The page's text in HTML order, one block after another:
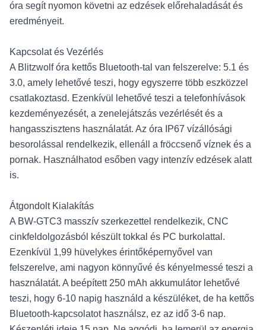
óra segít nyomon követni az edzések előrehaladását és
eredményeit.
Kapcsolat és Vezérlés
A Blitzwolf óra kettős Bluetooth-tal van felszerelve: 5.1 és
3.0, amely lehetővé teszi, hogy egyszerre több eszközzel
csatlakoztasd. Ezenkívül lehetővé teszi a telefonhívások
kezdeményezését, a zenelejátszás vezérlését és a
hangasszisztens használatát. Az óra IP67 vízállósági
besorolással rendelkezik, ellenáll a fröccsenő víznek és a
pornak. Használhatod esőben vagy intenzív edzések alatt
is.
Átgondolt Kialakítás
A BW-GTC3 masszív szerkezettel rendelkezik, CNC
cinkfeldolgozásból készült tokkal és PC burkolattal.
Ezenkívül 1,99 hüvelykes érintőképernyővel van
felszerelve, ami nagyon könnyűvé és kényelmessé teszi a
használatát. A beépített 250 mAh akkumulátor lehetővé
teszi, hogy 6-10 napig használd a készüléket, de ha kettős
Bluetooth-kapcsolatot használsz, ez az idő 3-6 nap.